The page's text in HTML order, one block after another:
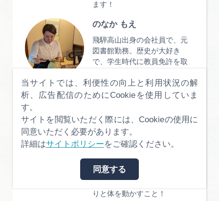
ます！
のなか もえ
飛騨高山出身の会社員で、元
図書館勤務。歴史が大好き
で、学生時代に教員免許を取
味しいものの情報を追いかけ
ながら、観光や歴史的な魅力
す。
aruku
岐阜生まれ岐阜育ち、岐阜を
愛して40年のママライターで
す。
りと体を動かすこと！
当サイトでは、利便性の向上と利用状況の解
析、広告配信のためにCookieを使用していま
す。
サイトを閲覧いただく際には、Cookieの使用に
同意いただく必要があります。
詳細はサイトポリシーをご確認ください。
同意する